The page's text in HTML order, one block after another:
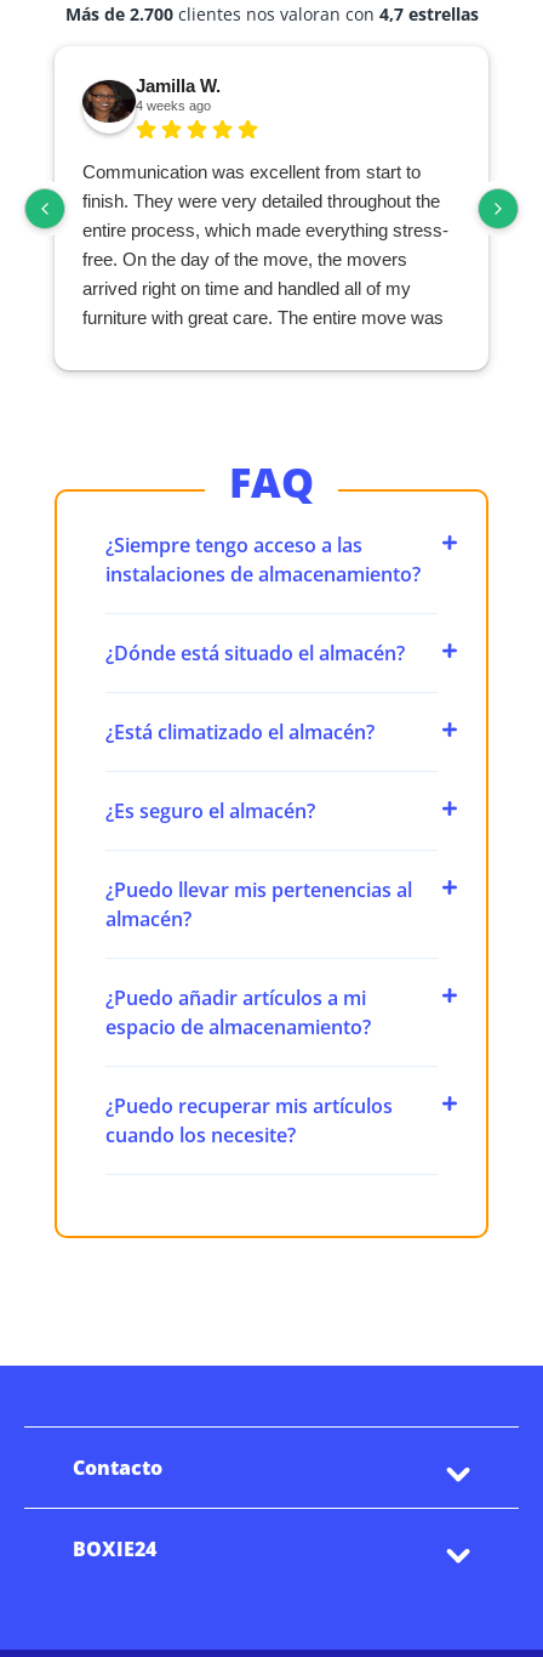
Más de 2.700clientes nos valoran con 4,7 estrellas
Jamilla W.
4 weeks ago
Communication was excellent from start to
finish. They were very detailed throughout the
entire process, which made everything stress-
free. On the day of the move, the movers
arrived right on time and handled all of my
furniture with great care. The entire move was
highly recommend them to anyone looking for a
FAQ
¿Siempre tengo acceso a las
instalaciones de almacenamiento?
¿Dónde está situado el almacén?
¿Está climatizado el almacén?
¿Es seguro el almacén?
¿Puedo llevar mis pertenencias al
almacén?
¿Puedo añadir artículos a mi
espacio de almacenamiento?
¿Puedo recuperar mis artículos
cuando los necesite?
Contacto
BOXIE24